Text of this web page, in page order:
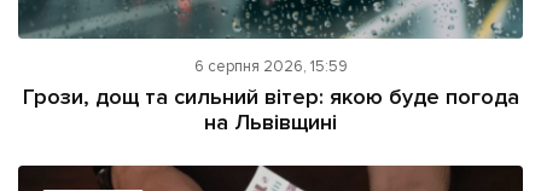
6 серпня 2026, 15:59
Грози, дощ та сильний вітер: якою буде погода
на Львівщині